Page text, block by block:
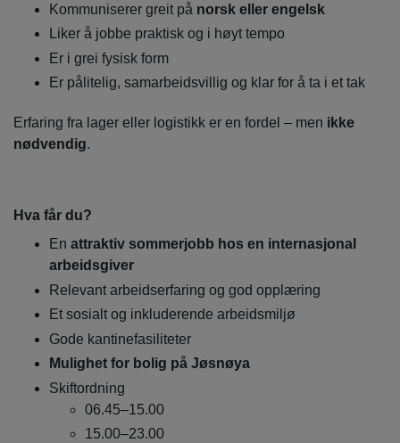
Kommuniserer greit på norsk eller engelsk
Liker å jobbe praktisk og i høyt tempo
Er i grei fysisk form
Er pålitelig, samarbeidsvillig og klar for å ta i et tak
Erfaring fra lager eller logistikk er en fordel – men ikke
nødvendig.
Hva får du?
En attraktiv sommerjobb hos en internasjonal
arbeidsgiver
Relevant arbeidserfaring og god opplæring
Et sosialt og inkluderende arbeidsmiljø
Gode kantinefasiliteter
Mulighet for bolig på Jøsnøya
Skiftordning
06.45–15.00
15.00–23.00